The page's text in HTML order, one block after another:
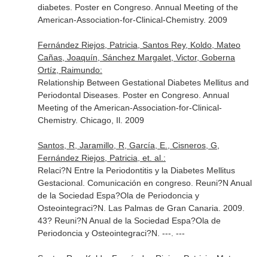
diabetes. Poster en Congreso. Annual Meeting of the
American-Association-for-Clinical-Chemistry. 2009
Fernández Riejos, Patricia, Santos Rey, Koldo, Mateo
Cañas, Joaquín, Sánchez Margalet, Victor, Goberna
Ortíz, Raimundo:
Relationship Between Gestational Diabetes Mellitus and
Periodontal Diseases. Poster en Congreso. Annual
Meeting of the American-Association-for-Clinical-
Chemistry. Chicago, Il. 2009
Santos, R, Jaramillo, R, García, E., Cisneros, G,
Fernández Riejos, Patricia, et. al.:
Relaci?N Entre la Periodontitis y la Diabetes Mellitus
Gestacional. Comunicación en congreso. Reuni?N Anual
de la Sociedad Espa?Ola de Periodoncia y
Osteointegraci?N. Las Palmas de Gran Canaria. 2009.
43? Reuni?N Anual de la Sociedad Espa?Ola de
Periodoncia y Osteointegraci?N. ---. ---